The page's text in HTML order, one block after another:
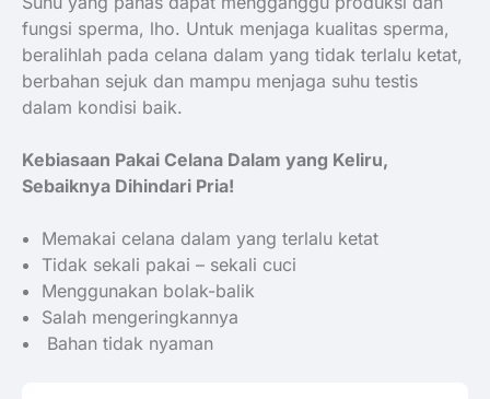
fungsi sperma, lho. Untuk menjaga kualitas sperma,
beralihlah pada celana dalam yang tidak terlalu ketat,
berbahan sejuk dan mampu menjaga suhu testis
dalam kondisi baik.
Kebiasaan Pakai Celana Dalam yang Keliru,
Sebaiknya Dihindari Pria!
Memakai celana dalam yang terlalu ketat
Tidak sekali pakai – sekali cuci
Menggunakan bolak-balik
Salah mengeringkannya
Bahan tidak nyaman